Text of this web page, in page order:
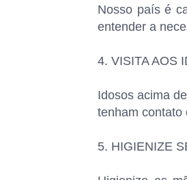
Nosso país é
entender a
4. VISITA AOS
Idosos acima
tenham contato
5. HIGIENIZE